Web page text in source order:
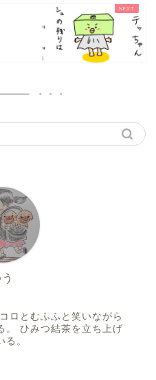
ロとむふふと笑いながら
。 ひみつ結茶を立ち上げ
。